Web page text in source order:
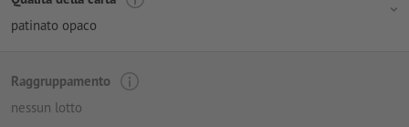
patinato opaco
Raggruppamento
nessun lotto